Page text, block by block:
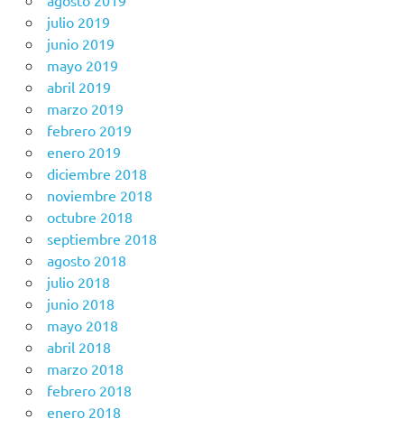
julio 2019
junio 2019
mayo 2019
abril 2019
marzo 2019
febrero 2019
enero 2019
diciembre 2018
noviembre 2018
octubre 2018
septiembre 2018
agosto 2018
julio 2018
junio 2018
mayo 2018
abril 2018
marzo 2018
febrero 2018
enero 2018